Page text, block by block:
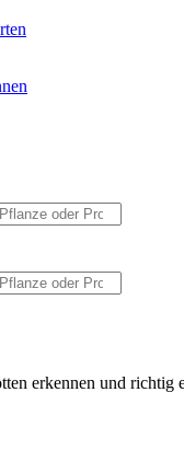
erkennen und richtig